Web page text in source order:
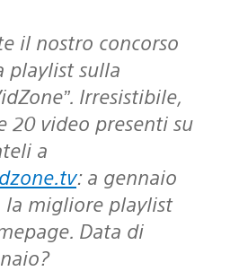
il nostro concorso
playlist sulla
Irresistibile,
20 video presenti su
a
: a gennaio
migliore playlist
Data di